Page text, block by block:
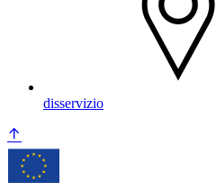
disservizio